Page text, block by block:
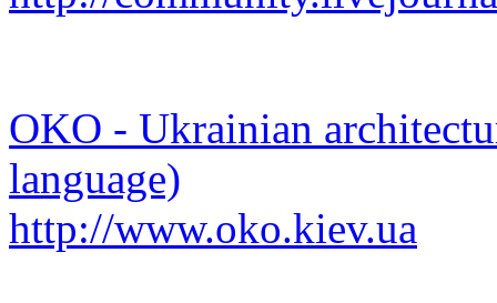
OKO - Ukrainian
language)
http://www.oko.kiev.ua